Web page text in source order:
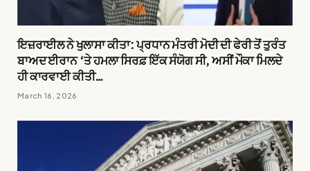
ਇਜ਼ਰਾਈਲ ਨੇ ਖੁਲਾਸਾ ਕੀਤਾ: ਪ੍ਰਧਾਨ ਮੰਤਰੀ ਮੋਦੀ ਦੀ ਫੇਰੀ ਤੋਂ ਤੁਰੰਤ
ਬਾਅਦ ਈਰਾਨ ‘ਤੇ ਹਮਲਾ ਸਿਰਫ਼ ਇੱਕ ਸੰਯੋਗ ਸੀ, ਅਸੀਂ ਮੌਕਾ ਮਿਲਦੇ
ਹੀ ਕਾਰਵਾਈ ਕੀਤੀ…
March 16, 2026